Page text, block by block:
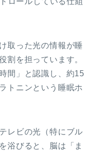
取った光の情報が睡
割を担っています。
間」と認識し、約15
トニンという睡眠ホ
レビの光（特にブル
浴びると、脳は「ま